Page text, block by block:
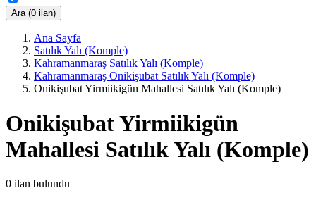
Ara (0 ilan)
Ana Sayfa
Satılık Yalı (Komple)
Kahramanmaraş Satılık Yalı (Komple)
Kahramanmaraş Onikişubat Satılık Yalı (Komple)
Onikişubat Yirmiikigün Mahallesi Satılık Yalı (Komple)
Onikişubat Yirmiikigün
Mahallesi Satılık Yalı (Komple)
0 ilan bulundu